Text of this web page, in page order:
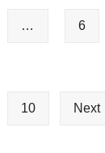
… 6
10 Next